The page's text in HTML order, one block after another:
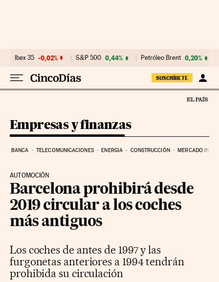
Ibex 35 -0,02% S&P 500 0,44% Petróleo Brent 0,20%
SUSCRÍBETE
Empresas y finanzas
BANCA TELECOMUNICACIONES ENERGIA CONSTRUCCIÓN MERCADO
AUTOMOCIÓN
Barcelona prohibirá desde
2019 circular a los coches
más antiguos
Los coches de antes de 1997 y las
furgonetas anteriores a 1994 tendrán
prohibida su circulación